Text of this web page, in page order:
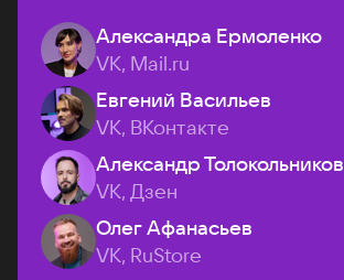
Александра Ермоленко
VK, Mail.ru
Евгений Васильев
VK, ВКонтакте
Александр Толокольников
VK, Дзен
Олег Афанасьев
VK, RuStore